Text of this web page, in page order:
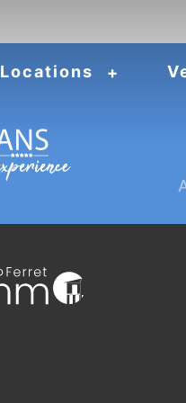
Locations